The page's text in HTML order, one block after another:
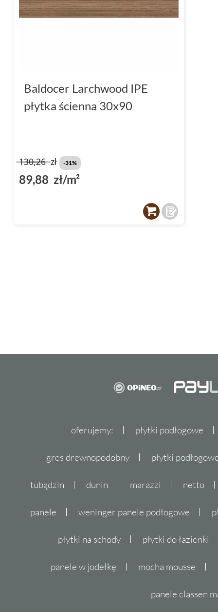
Baldocer Larchwood IPE
płytka ścienna 30x90
130,26zł -31%
89,88 zł/m²
oferujemy: płytki podłogowe
gres drewnopodobny płytki
tubądzin dunin marazzi netto
panele weninger panele podłogowe
płytki na schody płytki do łazienki
panele w jodełkę mocha mousse
panele classen